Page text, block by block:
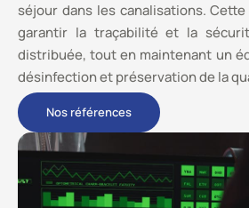
séjour dans les canalisations.
garantir la traçabilité et la
distribuée, tout en maintenant un
désinfection et préservation de la
Nos références